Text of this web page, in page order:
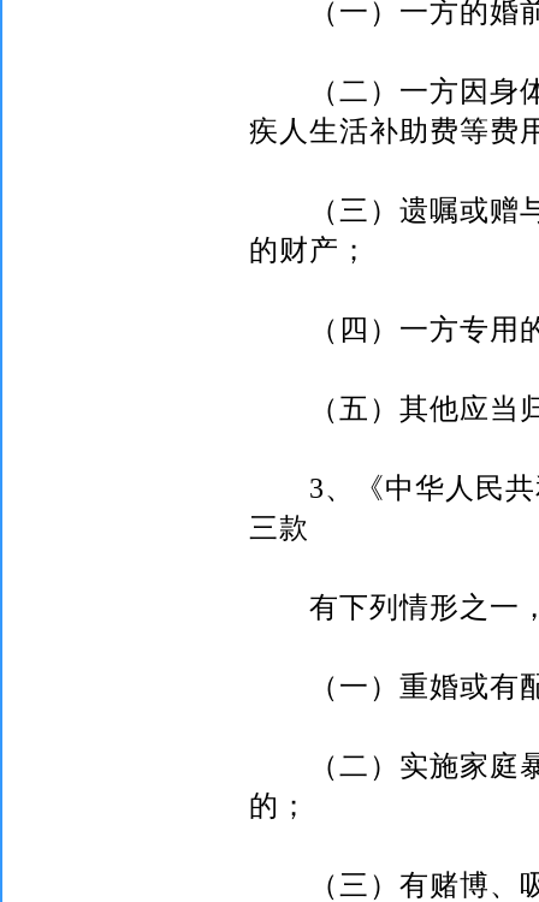
（一）一方的婚
（二）一方因身体
疾人生活补助费等费
（三）遗嘱或赠与
的财产；
（四）一方专用
（五）其他应当
3、《中华人民
三款
有下列情形之一，
（一）重婚或有配
（二）实施家庭暴
的；
（三）有赌博、吸